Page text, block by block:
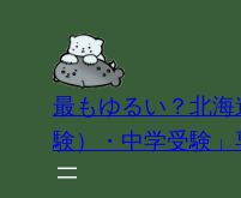
最もゆるい？北
験）・中学受験」